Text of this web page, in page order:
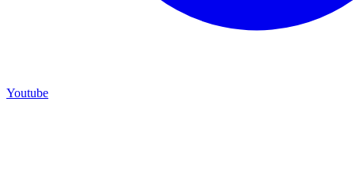
Youtube